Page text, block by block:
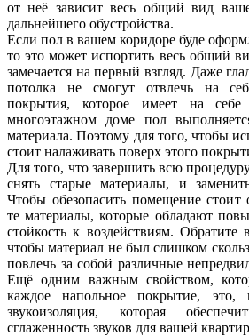
от неё зависит весь общий вид
дальнейшего обустройства.
Если пол в вашем коридоре буде
то это может испортить весь общий
замечается на первый взгляд. Даже
потолка не смогут отвлечь на
покрытия, которое имеет на
многоэтажном доме пол
материала. Поэтому для того, чтобы
стоит налаживать поверх этого
Для того, что завершить всю
снять старые материалы, и
Чтобы обезопасить помещение стоит
те материалы, которые обладают
стойкость к воздействиям.
чтобы материал не был слишком
повлечь за собой различные
Ещё одним важным свойством,
каждое напольное покрытие, это,
звукоизоляция, которая
сглаженность звуков для вашей